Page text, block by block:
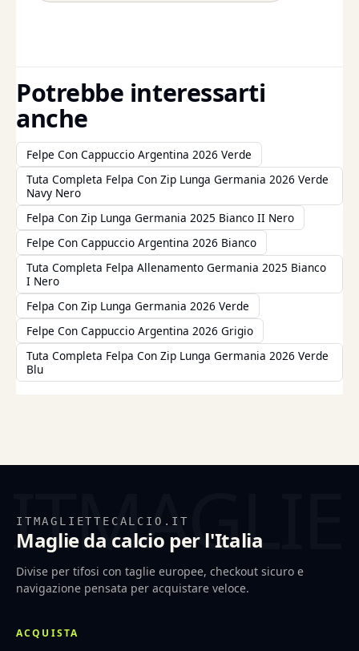
Potrebbe interessarti
anche
Felpe Con Cappuccio Argentina 2026 Verde
Tuta Completa Felpa Con Zip Lunga Germania 2026 Verde
Navy Nero
Felpa Con Zip Lunga Germania 2025 Bianco II Nero
Felpe Con Cappuccio Argentina 2026 Bianco
Tuta Completa Felpa Allenamento Germania 2025 Bianco
I Nero
Felpa Con Zip Lunga Germania 2026 Verde
Felpe Con Cappuccio Argentina 2026 Grigio
Tuta Completa Felpa Con Zip Lunga Germania 2026 Verde
Blu
ITMAGLIETTECALCIO.IT
Maglie da calcio per l'Italia
Divise per tifosi con taglie europee, checkout sicuro e
navigazione pensata per acquistare veloce.
ACQUISTA